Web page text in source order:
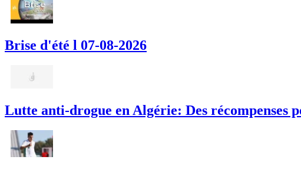
Brise d'été l 07-08-2026
Lutte anti-drogue en Algérie: Des récompenses